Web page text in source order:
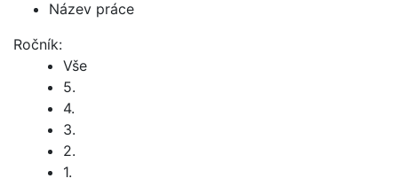
Název práce
Ročník:
Vše
5.
4.
3.
2.
1.